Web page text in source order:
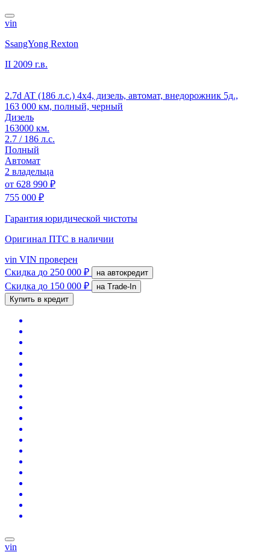
vin
SsangYong Rexton
II 2009 г.в.
2.7d AT (186 л.с.) 4x4, дизель, автомат, внедорожник 5д.,
163 000 км, полный, черный
Дизель
163000 км.
2.7 / 186 л.с.
Полный
Автомат
2 владельца
от 628 990 ₽
755 000 ₽
Гарантия юридической чистоты
Оригинал ПТС в наличии
vin VIN проверен
Скидка до 250 000 ₽ на автокредит
Скидка до 150 000 ₽
на Trade-In
Купить в кредит
vin